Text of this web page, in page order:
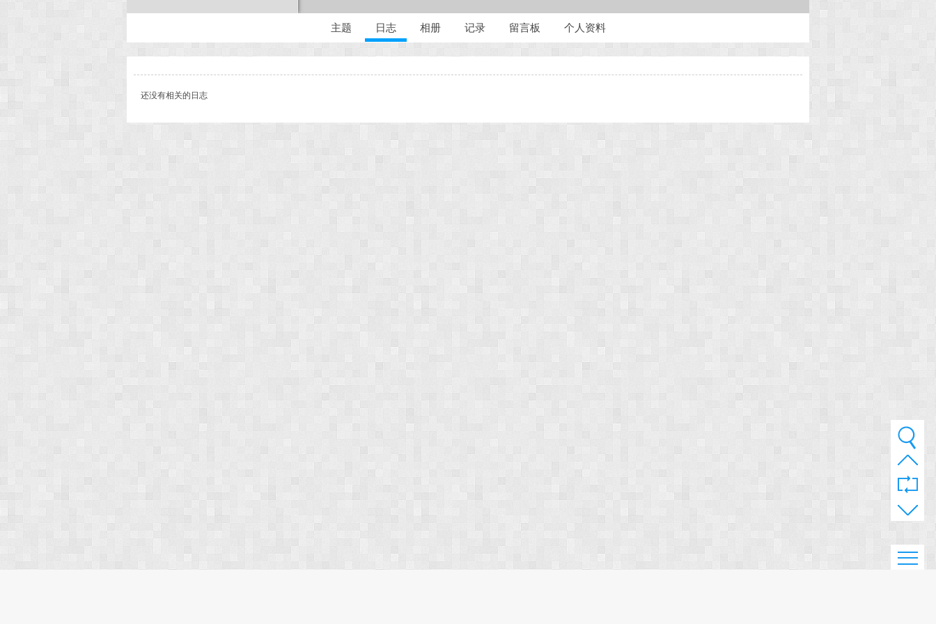
元
主题 日志 相册 记录 留言板 个人资料
还没有相关的日志